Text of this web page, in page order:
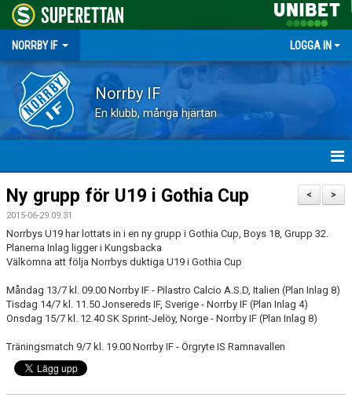
NORRBY IF LOGGA IN
Norrby IF
En klubb, många hjärtan
HEM
NYHETER
FÖRENINGEN
KALENDER
VÅRA LAG
MATCHER
NÄRA NORRBY
>
<
Ny grupp för U19 i Gothia Cup
2015-06-29 09:31
Norrbys U19 har lottats in i en ny grupp i Gothia Cup, Boys 18, Grupp 32.
Planerna Inlag ligger i Kungsbacka
Välkomna att följa Norrbys duktiga U19 i Gothia Cup
Måndag 13/7 kl. 09.00 Norrby IF - Pilastro Calcio A.S.D, Italien (Plan Inlag 8)
Tisdag 14/7 kl. 11.50 Jonsereds IF, Sverige - Norrby IF (Plan Inlag 4)
Onsdag 15/7 kl. 12.40 SK Sprint-Jelöy, Norge - Norrby IF (Plan Inlag 8)
Träningsmatch 9/7 kl. 19.00 Norrby IF - Örgryte IS Ramnavallen